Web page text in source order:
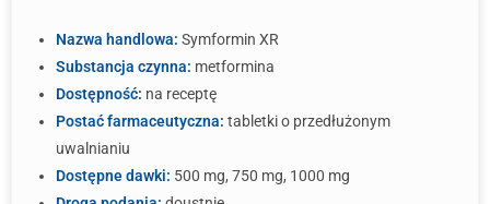
Nazwa handlowa: Symformin XR
Substancja czynna: metformina
Dostępność: na receptę
Postać farmaceutyczna: tabletki o przedłużonym
uwalnianiu
Dostępne dawki: 500 mg, 750 mg, 1000 mg